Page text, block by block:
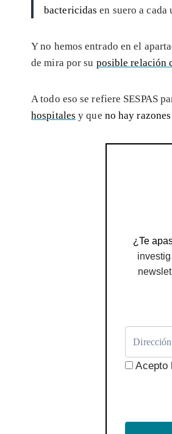
bactericidas en suero a cada
Y no hemos entrado en el
de mira por su posible relación
A todo eso se refiere SESPAS
hospitales y que no hay
¿Te
Acepto